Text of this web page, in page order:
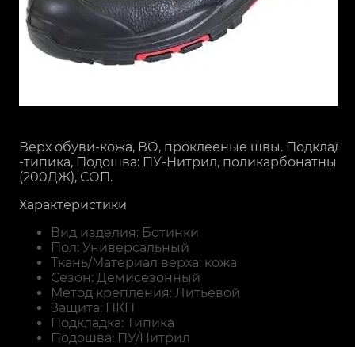
Верх обуви-кожа, ВО, проклееные швы.
-типика, Подошва: ПУ-Нитрил, поликарбонатный
(200ДЖ), СОП.
Характеристики
Вид изделия: Ботинки
Пол: Универсальный
Ткань/Материал верха: кожа
Сезон: Демисезонный
Метод крепления: Литьевой
Защита: ПКП
Подкладка: Типика
Подошва: ПУ/Нитрил